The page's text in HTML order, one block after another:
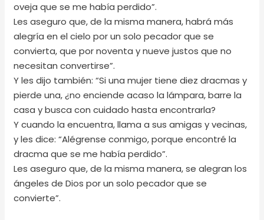
oveja que se me había perdido”.
Les aseguro que, de la misma manera, habrá más
alegría en el cielo por un solo pecador que se
convierta, que por noventa y nueve justos que no
necesitan convertirse”.
Y les dijo también: “Si una mujer tiene diez dracmas y
pierde una, ¿no enciende acaso la lámpara, barre la
casa y busca con cuidado hasta encontrarla?
Y cuando la encuentra, llama a sus amigas y vecinas,
y les dice: “Alégrense conmigo, porque encontré la
dracma que se me había perdido”.
Les aseguro que, de la misma manera, se alegran los
ángeles de Dios por un solo pecador que se
convierte”.